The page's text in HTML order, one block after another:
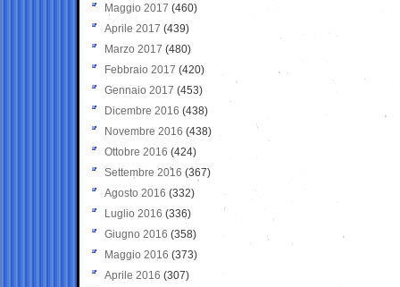
Maggio 2017 (460)
Aprile 2017 (439)
Marzo 2017 (480)
Febbraio 2017 (420)
Gennaio 2017 (453)
Dicembre 2016 (438)
Novembre 2016 (438)
Ottobre 2016 (424)
Settembre 2016 (367)
Agosto 2016 (332)
Luglio 2016 (336)
Giugno 2016 (358)
Maggio 2016 (373)
Aprile 2016 (307)